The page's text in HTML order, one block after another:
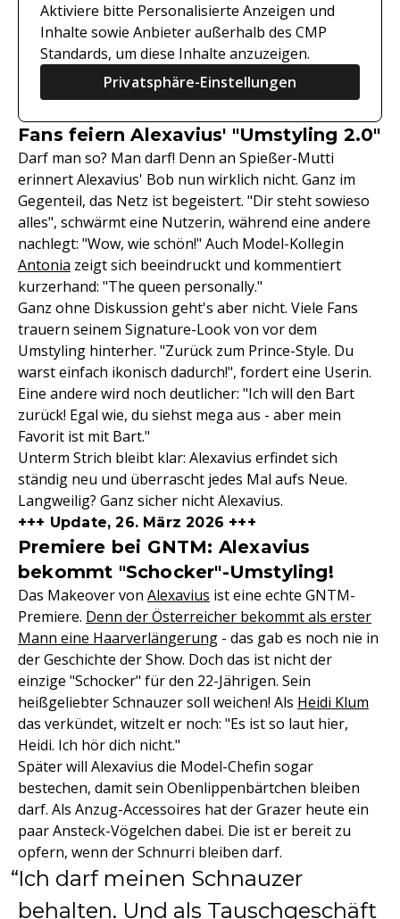
Aktiviere bitte Personalisierte Anzeigen und
Inhalte sowie Anbieter außerhalb des CMP
Standards, um diese Inhalte anzuzeigen.
Privatsphäre-Einstellungen
Fans feiern Alexavius' "Umstyling 2.0"
Darf man so? Man darf! Denn an Spießer-Mutti
erinnert Alexavius' Bob nun wirklich nicht. Ganz im
Gegenteil, das Netz ist begeistert. "Dir steht sowieso
alles", schwärmt eine Nutzerin, während eine andere
nachlegt: "Wow, wie schön!" Auch Model-Kollegin
Antonia zeigt sich beeindruckt und kommentiert
kurzerhand: "The queen personally."
Ganz ohne Diskussion geht's aber nicht. Viele Fans
trauern seinem Signature-Look von vor dem
Umstyling hinterher. "Zurück zum Prince-Style. Du
warst einfach ikonisch dadurch!", fordert eine Userin.
Eine andere wird noch deutlicher: "Ich will den Bart
zurück! Egal wie, du siehst mega aus - aber mein
Favorit ist mit Bart."
Unterm Strich bleibt klar: Alexavius erfindet sich
ständig neu und überrascht jedes Mal aufs Neue.
Langweilig? Ganz sicher nicht Alexavius.
+++ Update, 26. März 2026 +++
Premiere bei GNTM: Alexavius
bekommt "Schocker"-Umstyling!
Das Makeover von Alexavius ist eine echte GNTM-
Premiere. Denn der Österreicher bekommt als erster
Mann eine Haarverlängerung - das gab es noch nie in
der Geschichte der Show. Doch das ist nicht der
einzige "Schocker" für den 22-Jährigen. Sein
heißgeliebter Schnauzer soll weichen! Als Heidi Klum
das verkündet, witzelt er noch: "Es ist so laut hier,
Heidi. Ich hör dich nicht."
Später will Alexavius die Model-Chefin sogar
bestechen, damit sein Obenlippenbärtchen bleiben
darf. Als Anzug-Accessoires hat der Grazer heute ein
paar Ansteck-Vögelchen dabei. Die ist er bereit zu
opfern, wenn der Schnurri bleiben darf.
Ich darf meinen Schnauzer
behalten. Und als Tauschgeschäft